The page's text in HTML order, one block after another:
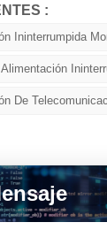
:
Ininterrumpida
De